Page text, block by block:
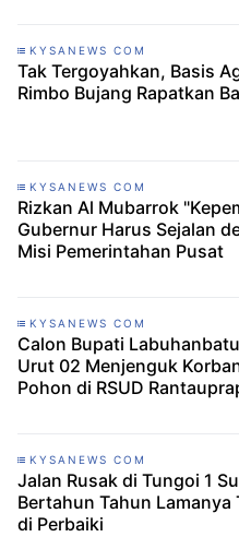
KYSANEWS COM
Tak Tergoyahkan, Basis
Rimbo Bujang Rapatkan
KYSANEWS COM
Rizkan Al Mubarrok
Gubernur Harus Sejalan
Misi Pemerintahan Pusat
KYSANEWS COM
Calon Bupati
Urut 02 Menjenguk
Pohon di RSUD
KYSANEWS COM
Jalan Rusak di Tungoi 1
Bertahun Tahun Lamanya
di Perbaiki